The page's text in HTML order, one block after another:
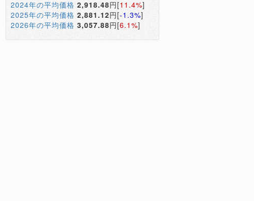
2024年の平均価格 2,918.48円[11.4%]
2025年の平均価格 2,881.12円[-1.3%]
2026年の平均価格 3,057.88円[6.1%]